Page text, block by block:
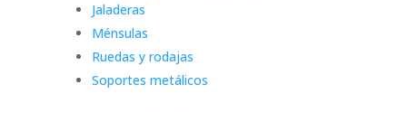
Jaladeras
Ménsulas
Ruedas y rodajas
Soportes metálicos